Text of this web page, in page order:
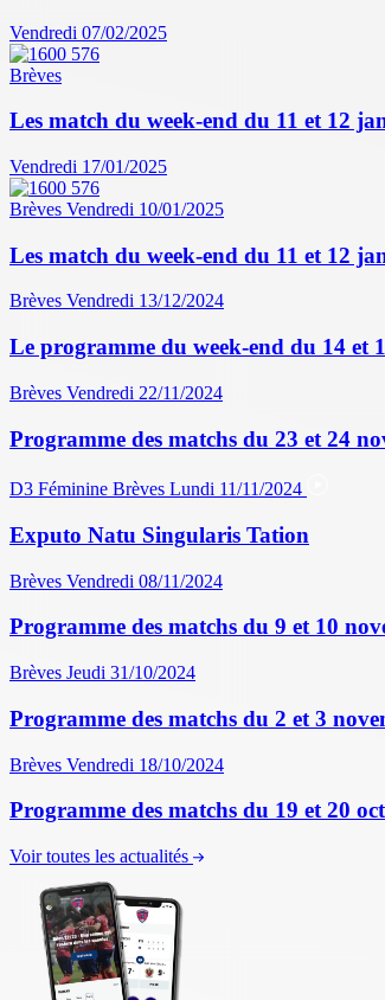
Vendredi 07/02/2025
Brèves
Les match du week-end du 11 et 12
Vendredi 17/01/2025
Brèves Vendredi 10/01/2025
Les match du week-end du 11 et 12
Brèves Vendredi 13/12/2024
Le programme du week-end du 14 et
Brèves Vendredi 22/11/2024
Programme des matchs du 23 et 24
D3 Féminine Brèves Lundi 11/11/2024
Exputo Natu Singularis Tation
Brèves Vendredi 08/11/2024
Programme des matchs du 9 et 10
Brèves Jeudi 31/10/2024
Programme des matchs du 2 et 3
Brèves Vendredi 18/10/2024
Programme des matchs du 19 et 20
Voir toutes les actualités